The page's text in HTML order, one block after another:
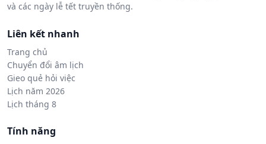
và các ngày lễ tết truyền thống.
Liên kết nhanh
Trang chủ
Chuyển đổi âm lịch
Gieo quẻ hỏi việc
Lịch năm 2026
Lịch tháng 8
Tính năng